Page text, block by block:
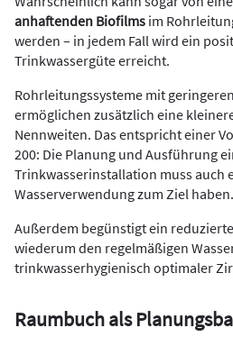
anhaftenden Biofilms im
werden – in jedem Fall wird ein
Trinkwassergüte erreicht.
Rohrleitungssysteme mit
ermöglichen zusätzlich eine
Nennweiten. Das entspricht einer
200: Die Planung und Ausführung
Trinkwasserinstallation muss auch
Wasserverwendung zum Ziel haben.
Außerdem begünstigt ein
wiederum den regelmäßigen
trinkwasserhygienisch optimaler
Raumbuch als